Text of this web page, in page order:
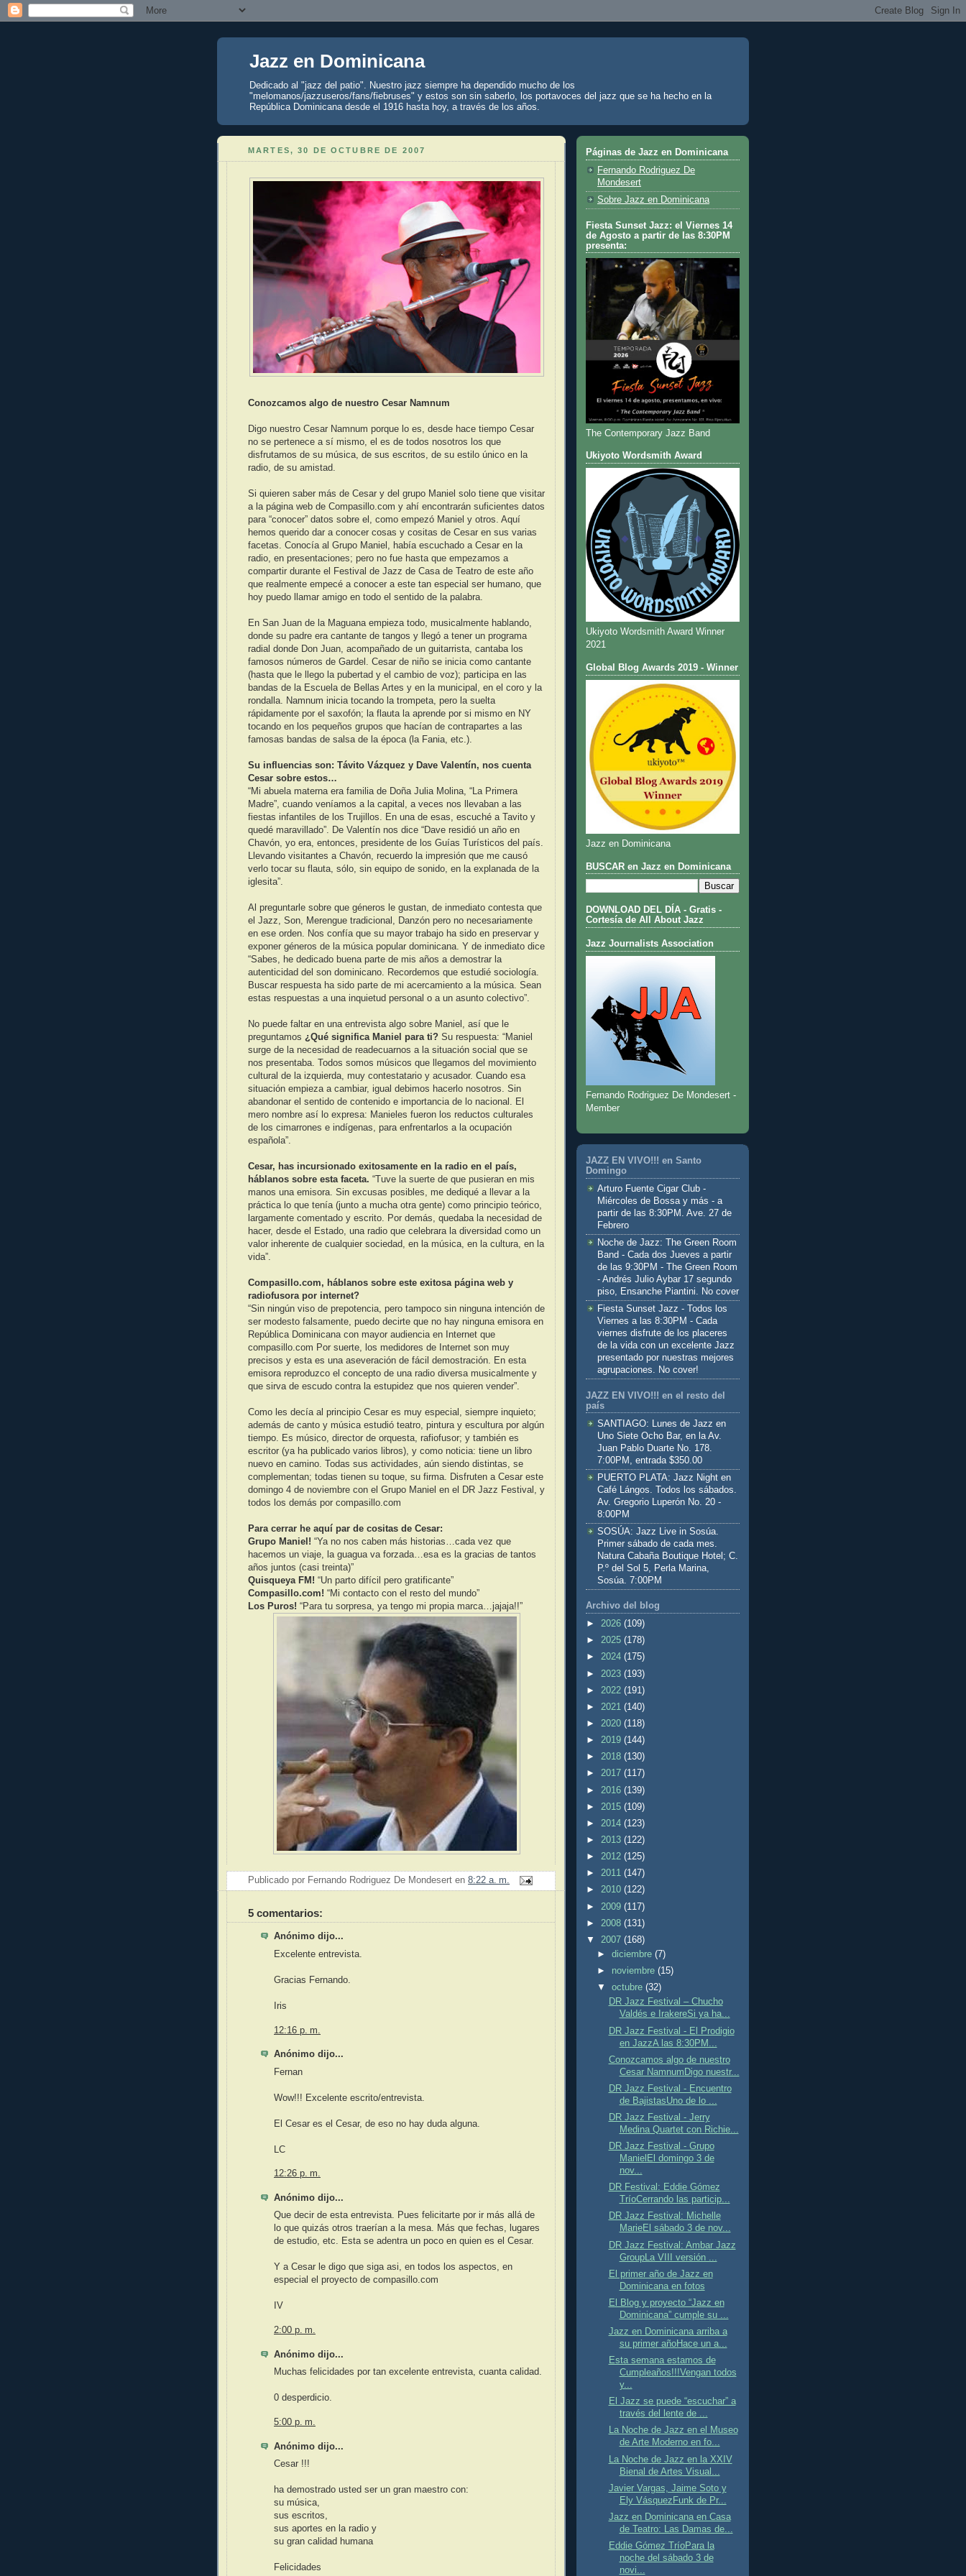
Jazz en Dominicana
Dedicado al "jazz del patio". Nuestro jazz siempre ha dependido mucho de los
"melomanos/jazzuseros/fans/fiebruses" y estos son sin saberlo, los portavoces del jazz que se ha hecho en la
República Dominicana desde el 1916 hasta hoy, a través de los años.
MARTES, 30 DE OCTUBRE DE 2007
Conozcamos algo de nuestro Cesar Namnum
Digo nuestro Cesar Namnum porque lo es, desde hace tiempo Cesar
no se pertenece a sí mismo, el es de todos nosotros los que
disfrutamos de su música, de sus escritos, de su estilo único en la
radio, de su amistad.
Si quieren saber más de Cesar y del grupo Maniel solo tiene que visitar
a la página web de Compasillo.com y ahí encontrarán suficientes datos
para “conocer” datos sobre el, como empezó Maniel y otros. Aquí
hemos querido dar a conocer cosas y cositas de Cesar en sus varias
facetas. Conocía al Grupo Maniel, había escuchado a Cesar en la
radio, en presentaciones; pero no fue hasta que empezamos a
compartir durante el Festival de Jazz de Casa de Teatro de este año
que realmente empecé a conocer a este tan especial ser humano, que
hoy puedo llamar amigo en todo el sentido de la palabra.
En San Juan de la Maguana empieza todo, musicalmente hablando,
donde su padre era cantante de tangos y llegó a tener un programa
radial donde Don Juan, acompañado de un guitarrista, cantaba los
famosos números de Gardel. Cesar de niño se inicia como cantante
(hasta que le llego la pubertad y el cambio de voz); participa en las
bandas de la Escuela de Bellas Artes y en la municipal, en el coro y la
rondalla. Namnum inicia tocando la trompeta, pero la suelta
rápidamente por el saxofón; la flauta la aprende por si mismo en NY
tocando en los pequeños grupos que hacían de contrapartes a las
famosas bandas de salsa de la época (la Fania, etc.).
Su influencias son: Távito Vázquez y Dave Valentín, nos cuenta
Cesar sobre estos…
“Mi abuela materna era familia de Doña Julia Molina, “La Primera
Madre”, cuando veníamos a la capital, a veces nos llevaban a las
fiestas infantiles de los Trujillos. En una de esas, escuché a Tavito y
quedé maravillado”. De Valentín nos dice “Dave residió un año en
Chavón, yo era, entonces, presidente de los Guías Turísticos del país.
Llevando visitantes a Chavón, recuerdo la impresión que me causó
verlo tocar su flauta, sólo, sin equipo de sonido, en la explanada de la
iglesita”.
Al preguntarle sobre que géneros le gustan, de inmediato contesta que
el Jazz, Son, Merengue tradicional, Danzón pero no necesariamente
en ese orden. Nos confía que su mayor trabajo ha sido en preservar y
exponer géneros de la música popular dominicana. Y de inmediato dice
“Sabes, he dedicado buena parte de mis años a demostrar la
autenticidad del son dominicano. Recordemos que estudié sociología.
Buscar respuesta ha sido parte de mi acercamiento a la música. Sean
estas respuestas a una inquietud personal o a un asunto colectivo”.
No puede faltar en una entrevista algo sobre Maniel, así que le
preguntamos ¿Qué significa Maniel para ti? Su respuesta: “Maniel
surge de la necesidad de readecuarnos a la situación social que se
nos presentaba. Todos somos músicos que llegamos del movimiento
cultural de la izquierda, muy contestatario y acusador. Cuando esa
situación empieza a cambiar, igual debimos hacerlo nosotros. Sin
abandonar el sentido de contenido e importancia de lo nacional. El
mero nombre así lo expresa: Manieles fueron los reductos culturales
de los cimarrones e indígenas, para enfrentarlos a la ocupación
española”.
Cesar, has incursionado exitosamente en la radio en el país,
háblanos sobre esta faceta. “Tuve la suerte de que pusieran en mis
manos una emisora. Sin excusas posibles, me dediqué a llevar a la
práctica lo que tenía (junto a mucha otra gente) como principio teórico,
largamente comentado y escrito. Por demás, quedaba la necesidad de
hacer, desde el Estado, una radio que celebrara la diversidad como un
valor inherente de cualquier sociedad, en la música, en la cultura, en la
vida”.
Compasillo.com, háblanos sobre este exitosa página web y
radiofusora por internet?
“Sin ningún viso de prepotencia, pero tampoco sin ninguna intención de
ser modesto falsamente, puedo decirte que no hay ninguna emisora en
República Dominicana con mayor audiencia en Internet que
compasillo.com Por suerte, los medidores de Internet son muy
precisos y esta es una aseveración de fácil demostración. En esta
emisora reproduzco el concepto de una radio diversa musicalmente y
que sirva de escudo contra la estupidez que nos quieren vender”.
Como les decía al principio Cesar es muy especial, siempre inquieto;
además de canto y música estudió teatro, pintura y escultura por algún
tiempo. Es músico, director de orquesta, rafiofusor; y también es
escritor (ya ha publicado varios libros), y como noticia: tiene un libro
nuevo en camino. Todas sus actividades, aún siendo distintas, se
complementan; todas tienen su toque, su firma. Disfruten a Cesar este
domingo 4 de noviembre con el Grupo Maniel en el DR Jazz Festival, y
todos los demás por compasillo.com
Para cerrar he aquí par de cositas de Cesar:
Grupo Maniel! “Ya no nos caben más historias…cada vez que
hacemos un viaje, la guagua va forzada…esa es la gracias de tantos
años juntos (casi treinta)”
Quisqueya FM! “Un parto difícil pero gratificante”
Compasillo.com! “Mi contacto con el resto del mundo”
Los Puros! “Para tu sorpresa, ya tengo mi propia marca…jajaja!!”
Publicado por Fernando Rodriguez De Mondesert en 8:22 a. m.
5 comentarios:
Anónimo dijo...
Excelente entrevista.
Gracias Fernando.
Iris
12:16 p. m.
Anónimo dijo...
Fernan
Wow!!! Excelente escrito/entrevista.
El Cesar es el Cesar, de eso no hay duda alguna.
LC
12:26 p. m.
Anónimo dijo...
Que decir de esta entrevista. Pues felicitarte por ir más allá de
lo que quizás otros traerían a la mesa. Más que fechas, lugares
de estudio, etc. Esta se adentra un poco en quien es el Cesar.
Y a Cesar le digo que siga asi, en todos los aspectos, en
especial el proyecto de compasillo.com
IV
2:00 p. m.
Anónimo dijo...
Muchas felicidades por tan excelente entrevista, cuanta calidad.
0 desperdicio.
5:00 p. m.
Anónimo dijo...
Cesar !!!
ha demostrado usted ser un gran maestro con:
su música,
sus escritos,
sus aportes en la radio y
su gran calidad humana
Felicidades
Páginas de Jazz en Dominicana
Fernando Rodriguez De
Mondesert
Sobre Jazz en Dominicana
Fiesta Sunset Jazz: el Viernes 14
de Agosto a partir de las 8:30PM
presenta:
The Contemporary Jazz Band
Ukiyoto Wordsmith Award
Ukiyoto Wordsmith Award Winner
2021
Global Blog Awards 2019 - Winner
Jazz en Dominicana
BUSCAR en Jazz en Dominicana
DOWNLOAD DEL DÍA - Gratis -
Cortesía de All About Jazz
Jazz Journalists Association
Fernando Rodriguez De Mondesert -
Member
JAZZ EN VIVO!!! en Santo
Domingo
Arturo Fuente Cigar Club -
Miércoles de Bossa y más - a
partir de las 8:30PM. Ave. 27 de
Febrero
Noche de Jazz: The Green Room
Band - Cada dos Jueves a partir
de las 9:30PM - The Green Room
- Andrés Julio Aybar 17 segundo
piso, Ensanche Piantini. No cover
Fiesta Sunset Jazz - Todos los
Viernes a las 8:30PM - Cada
viernes disfrute de los placeres
de la vida con un excelente Jazz
presentado por nuestras mejores
agrupaciones. No cover!
JAZZ EN VIVO!!! en el resto del
país
SANTIAGO: Lunes de Jazz en
Uno Siete Ocho Bar, en la Av.
Juan Pablo Duarte No. 178.
7:00PM, entrada $350.00
PUERTO PLATA: Jazz Night en
Café Lángos. Todos los sábados.
Av. Gregorio Luperón No. 20 -
8:00PM
SOSÚA: Jazz Live in Sosúa.
Primer sábado de cada mes.
Natura Cabaña Boutique Hotel; C.
P.º del Sol 5, Perla Marina,
Sosúa. 7:00PM
Archivo del blog
► 2026 (109)
► 2025 (178)
► 2024 (175)
► 2023 (193)
► 2022 (191)
► 2021 (140)
► 2020 (118)
► 2019 (144)
► 2018 (130)
► 2017 (117)
► 2016 (139)
► 2015 (109)
► 2014 (123)
► 2013 (122)
► 2012 (125)
► 2011 (147)
► 2010 (122)
► 2009 (117)
► 2008 (131)
▼ 2007 (168)
►diciembre(7)
► noviembre(15)
▼octubre(32)
DR Jazz Festival – Chucho
Valdés e IrakereSi ya ha...
DR Jazz Festival - El Prodigio
en JazzA las 8:30PM...
Conozcamos algo de nuestro
Cesar NamnumDigo nuestr...
DR Jazz Festival - Encuentro
de BajistasUno de lo ...
DR Jazz Festival - Jerry
Medina Quartet con Richie...
DR Jazz Festival - Grupo
ManielEl domingo 3 de
nov...
DR Festival: Eddie Gómez
TríoCerrando las particip...
DR Jazz Festival: Michelle
MarieEl sábado 3 de nov...
DR Jazz Festival: Ambar Jazz
GroupLa VIII versión ...
El primer año de Jazz en
Dominicana en fotos
El Blog y proyecto “Jazz en
Dominicana” cumple su ...
Jazz en Dominicana arriba a
su primer añoHace un a...
Esta semana estamos de
Cumpleaños!!!Vengan todos
y...
El Jazz se puede “escuchar” a
través del lente de ...
La Noche de Jazz en el Museo
de Arte Moderno en fo...
La Noche de Jazz en la XXIV
Bienal de Artes Visual...
Javier Vargas, Jaime Soto y
Ely VásquezFunk de Pr...
Jazz en Dominicana en Casa
de Teatro: Las Damas de...
Eddie Gómez TríoPara la
noche del sábado 3 de
novi...